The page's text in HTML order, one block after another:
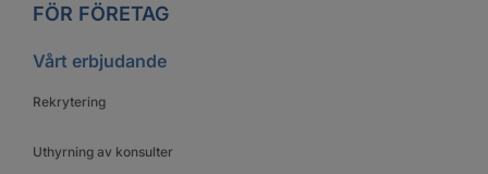
FÖR FÖRETAG
Vårt erbjudande
Rekrytering
Uthyrning av konsulter